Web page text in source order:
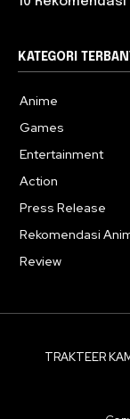
KATEGORI
Anime
Games
Entertainment
Action
Press Release
Rekomendasi
Review
TRAKTEER